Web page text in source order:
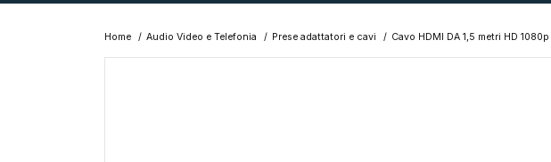
Home Audio Video e Telefonia Prese adattatori e cavi Cavo HDMI DA 1,5 metri HD